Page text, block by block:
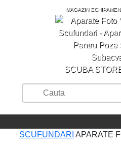
MAGAZIN
SCUBA
SCUFUNDARI APARATE